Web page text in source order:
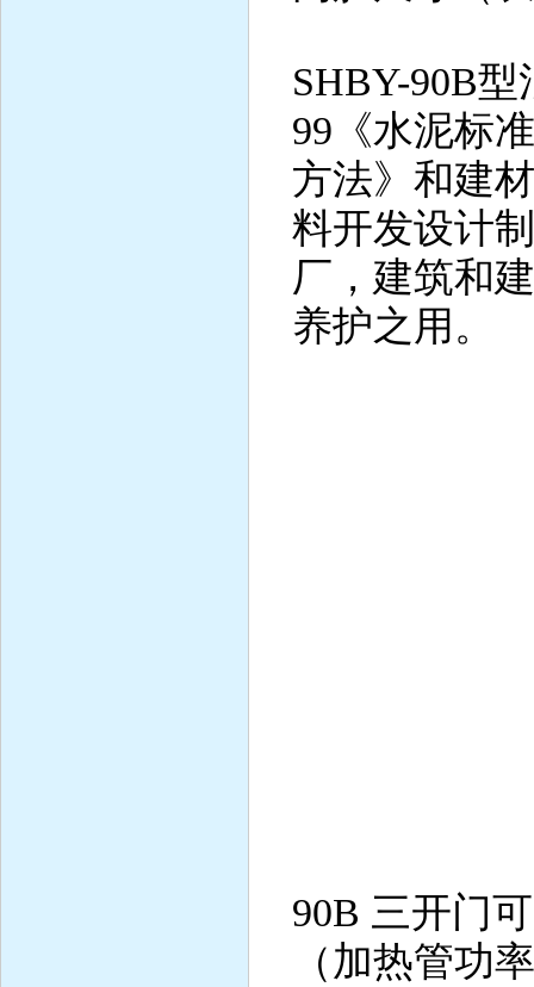
SHBY-90B
99《水泥标
方法》和建
料开发设计
厂，建筑和
养护之用。
90B 三开门
（加热管功